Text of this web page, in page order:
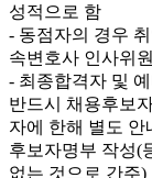
성적으로 함
- 동점자의 경우
속변호사 인사위
- 최종합격자 및
반드시 채용후보
자에 한해 별도 안
후보자명부 작성(
없는 것으로 간주)